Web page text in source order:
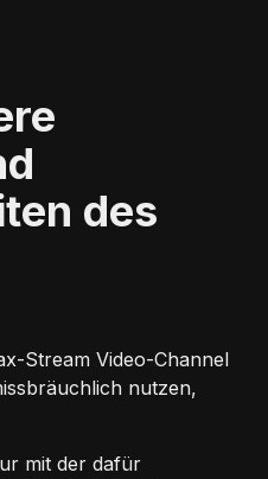
des
Stream Video-Channel
nutzen,
mit der dafür